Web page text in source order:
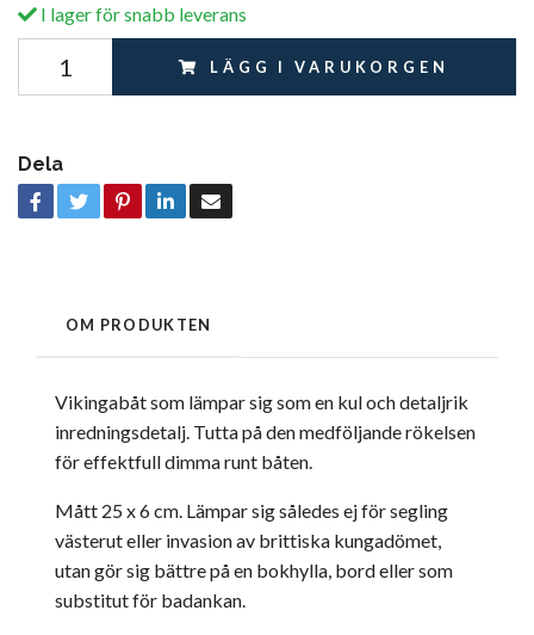
I lager för snabb leverans
LÄGG I VARUKORGEN
Dela
OM PRODUKTEN
Vikingabåt som lämpar sig som en kul och detaljrik
inredningsdetalj. Tutta på den medföljande rökelsen
för effektfull dimma runt båten.
Mått 25 x 6 cm. Lämpar sig således ej för segling
västerut eller invasion av brittiska kungadömet,
utan gör sig bättre på en bokhylla, bord eller som
substitut för badankan.